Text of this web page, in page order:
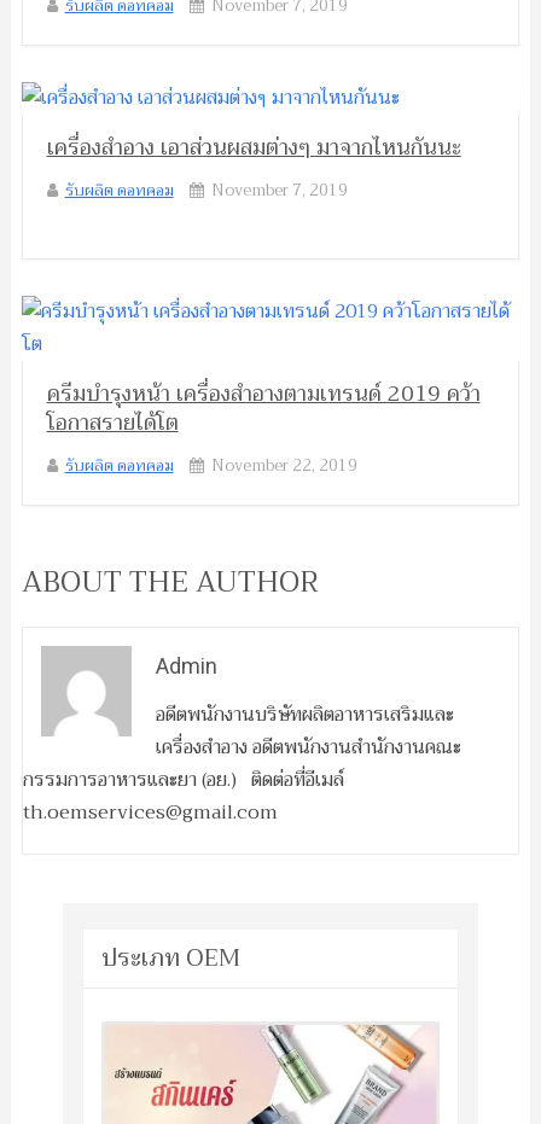
เครื่องสำอาง เอาส่วนผสมต่างๆ มาจากไหนกันนะ
รับผลิต ดอทคอม November 7, 2019
ครีมบำรุงหน้า เครื่องสำอางตามเทรนด์ 2019 คว้า
โอกาสรายได้โต
รับผลิต ดอทคอม November 22, 2019
ABOUT THE AUTHOR
Admin
อดีตพนักงานบริษัทผลิตอาหารเสริมและ
เครื่องสำอาง อดีตพนักงานสำนักงานคณะ
กรรมการอาหารและยา (อย.) ติดต่อที่อีเมล์
th.oemservices@gmail.com
ประเภท OEM